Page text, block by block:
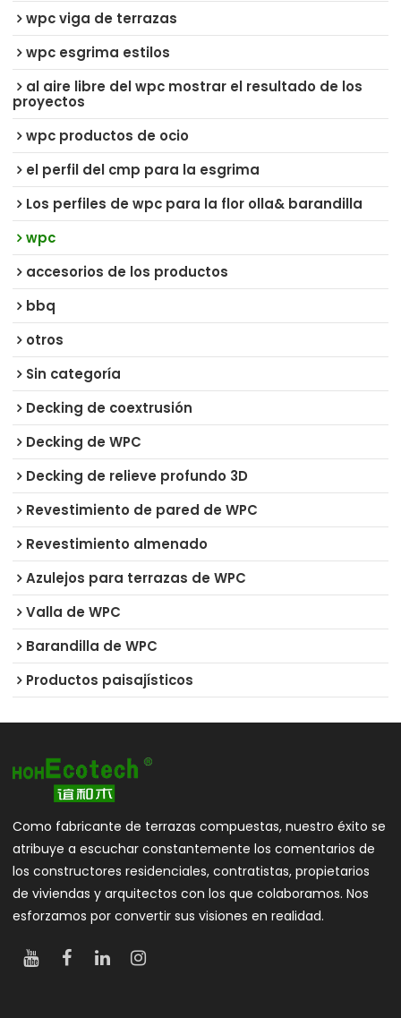
wpc viga de terrazas
wpc esgrima estilos
al aire libre del wpc mostrar el resultado de los
proyectos
wpc productos de ocio
el perfil del cmp para la esgrima
Los perfiles de wpc para la flor olla& barandilla
wpc
accesorios de los productos
bbq
otros
Sin categoría
Decking de coextrusión
Decking de WPC
Decking de relieve profundo 3D
Revestimiento de pared de WPC
Revestimiento almenado
Azulejos para terrazas de WPC
Valla de WPC
Barandilla de WPC
Productos paisajísticos
Como fabricante de terrazas compuestas, nuestro éxito se
atribuye a escuchar constantemente los comentarios de
los constructores residenciales, contratistas, propietarios
de viviendas y arquitectos con los que colaboramos. Nos
esforzamos por convertir sus visiones en realidad.